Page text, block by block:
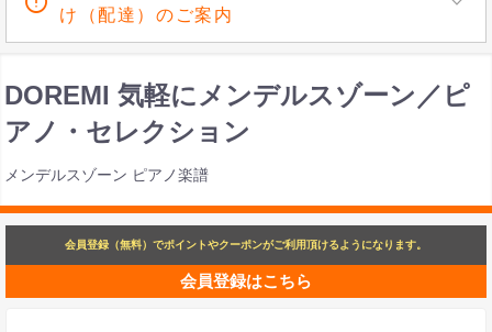
け（配達）のご案内
DOREMI 気軽にメンデルスゾーン／ピ
アノ・セレクション
メンデルスゾーン ピアノ楽譜
会員登録（無料）でポイントやクーポンがご利用頂けるようになります。
会員登録はこちら